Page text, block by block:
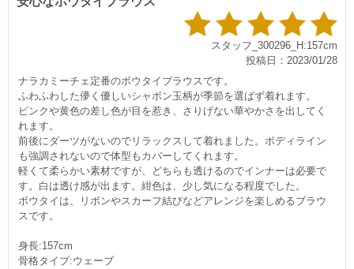
スタッフ_300296_H:157cm
投稿日：2023/01/28
ナラカミーチェ定番のボウタイブラウスです。
ふわふわした儚く優しいシャボン玉柄が季節を選ばず着れます。
ピンクや黄色の差し色が目を惹き、さりげない華やかさを出してく
れます。
前後にダーツがないのでリラックスして着れました。ボディライン
も強調されないので体型もカバーしてくれます。
軽くて柔らかい素材ですが、どちらも透けるのでインナーは必要で
す。白は透け感が出ます。紺色は、少し気になる程度でした。
ボウタイは、リボンやスカーフ結びなどアレンジを楽しめるブラウ
スです。
身長:157cm
骨格タイプ:ウェーブ